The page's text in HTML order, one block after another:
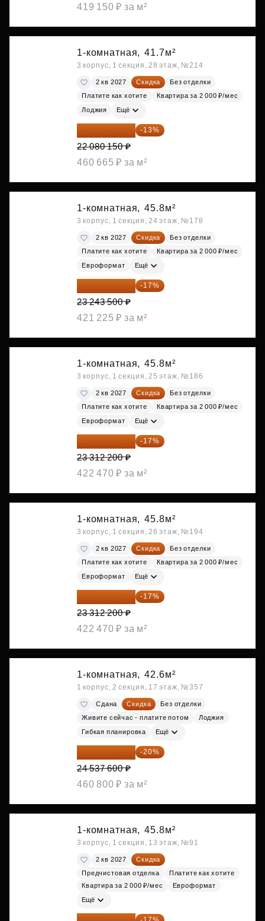
419 150 ₽ за м²
1-комнатная, 41.7м²
3 корпус, 1 секция, 28 этаж, №214
2 кв 2027 Скидка
Без отделки
Платите как хотите
Квартира за 2 000 ₽/мес
Лоджия Ещё
19 209 731 ₽ -13%
22 080 150 ₽
460 665 ₽ за м²
1-комнатная, 45.8м²
3 корпус, 1 секция, 24 этаж, №178
2 кв 2027 Скидка
Без отделки
Платите как хотите
Квартира за 2 000 ₽/мес
Евроформат Ещё
19 292 105 ₽ -17%
23 243 500 ₽
421 225 ₽ за м²
1-комнатная, 45.8м²
3 корпус, 1 секция, 25 этаж, №186
2 кв 2027 Скидка
Без отделки
Платите как хотите
Квартира за 2 000 ₽/мес
Евроформат Ещё
19 349 126 ₽ -17%
23 312 200 ₽
422 470 ₽ за м²
1-комнатная, 45.8м²
3 корпус, 1 секция, 26 этаж, №194
2 кв 2027 Скидка
Без отделки
Платите как хотите
Квартира за 2 000 ₽/мес
Евроформат Ещё
19 349 126 ₽ -17%
23 312 200 ₽
422 470 ₽ за м²
1-комнатная, 42.6м²
1 корпус, 2 секция, 17 этаж, №357
Сдана Скидка
Без отделки
Живите сейчас - платите потом
Лоджия
Гибкая планировка Ещё
19 630 080 ₽ -20%
24 537 600 ₽
460 800 ₽ за м²
1-комнатная, 45.8м²
3 корпус, 1 секция, 13 этаж, №91
2 кв 2027
Скидка
Предчистовая отделка
Платите как хотите
Квартира за 2 000 ₽/мес
Евроформат
Ещё